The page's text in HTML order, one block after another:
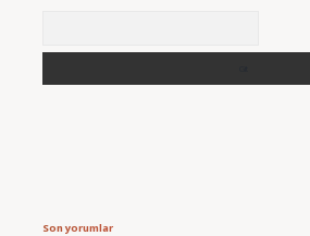
Son yorumlar